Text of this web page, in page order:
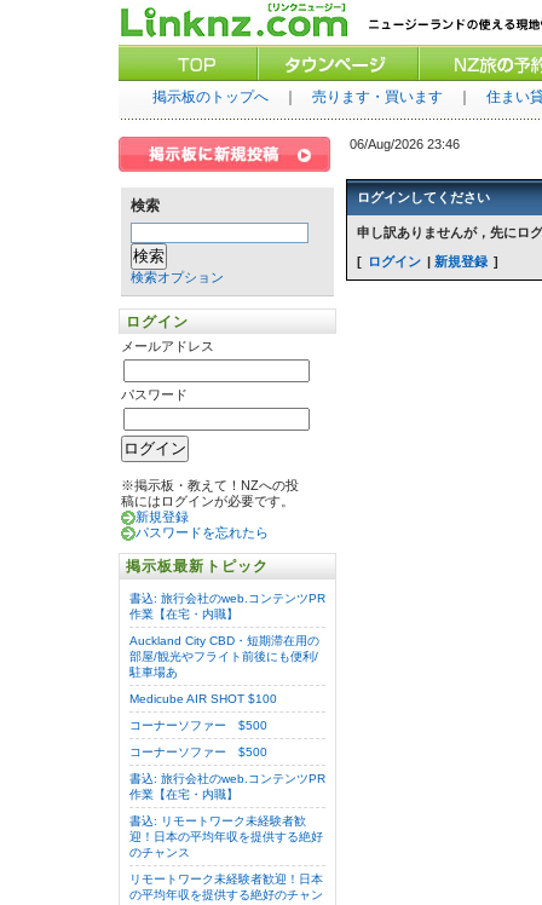
掲示板のトップへ｜ 売ります・買います｜ 住まい
検索
検索オプション
ログイン
メールアドレス
パスワード
※掲示板・教えて！NZへの投
稿にはログインが必要です。
新規登録
パスワードを忘れたら
掲示板最新トピック
書込: 旅行会社のweb.コンテンツPR
作業【在宅・内職】
Auckland City CBD・短期滞在用の
部屋/観光やフライト前後にも便利/
駐車場あ
Medicube AIR SHOT $100
コーナーソファー $500
コーナーソファー $500
書込: 旅行会社のweb.コンテンツPR
作業【在宅・内職】
書込: リモートワーク未経験者歓
迎！日本の平均年収を提供する絶好
のチャンス
リモートワーク未経験者歓迎！日本
の平均年収を提供する絶好のチャン
06/Aug/2026 23:46
ログインしてください
申し訳ありませんが，先にロ
ログイン
新規登録